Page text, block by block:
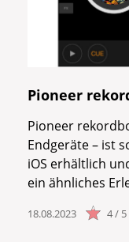
Pioneer
Pioneer
Endgeräte – ist
iOS erhältlich
ein ähnliches
18.08.2023 4 / 5